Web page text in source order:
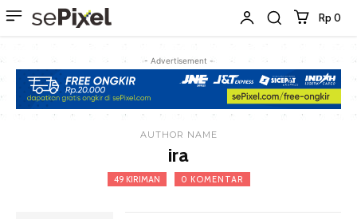
Rp 0
- Advertisement -
AUTHOR NAME
ira
49 KIRIMAN 0 KOMENTAR